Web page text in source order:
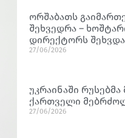
ორშაბათს
შეხვედრა –
დირექტორს შეხვდა
27/06/2026
უკრაინაში
ქართველი
27/06/2026